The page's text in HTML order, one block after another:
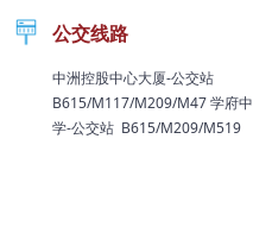
公交线路
中洲控股中心大厦-公交站
B615/M117/M209/M47 学府中
学-公交站 B615/M209/M519